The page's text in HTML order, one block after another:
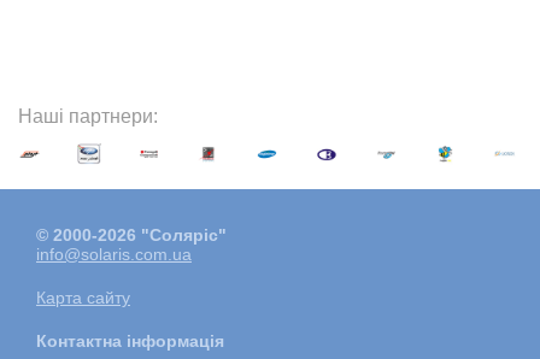
Наші партнери:
© 2000-2026 "Соляріс"
info@solaris.com.ua
Карта сайту
Контактна інформація